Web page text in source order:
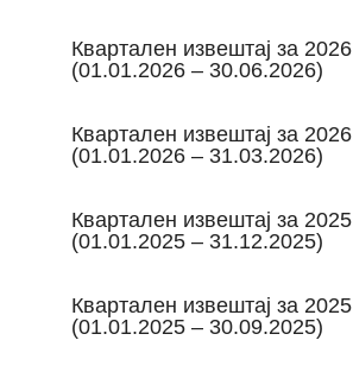
Квартален извештај за 2026
(01.01.2026 – 30.06.2026)
Квартален извештај за 2026
(01.01.2026 – 31.03.2026)
Квартален извештај за 2025
(01.01.2025 – 31.12.2025)
Квартален извештај за 2025
(01.01.2025 – 30.09.2025)